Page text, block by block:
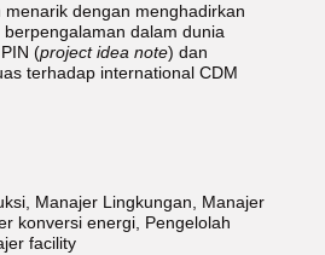
dengan menghadirkan
dalam dunia
(project idea note) dan
terhadap international CDM
Manajer Lingkungan, Manajer
konversi energi, Pengelolah
facility